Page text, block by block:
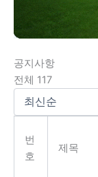
공지사항
전체 117
번
호
제목